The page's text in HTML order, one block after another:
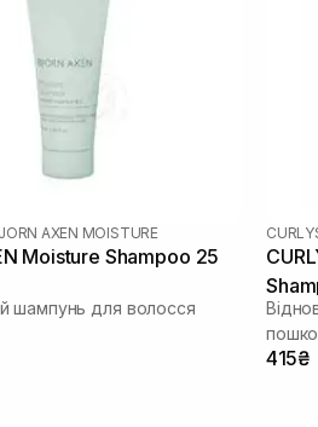
AXEN MOISTURE
Moisture Shampoo 25
шампунь для волосся
415₴